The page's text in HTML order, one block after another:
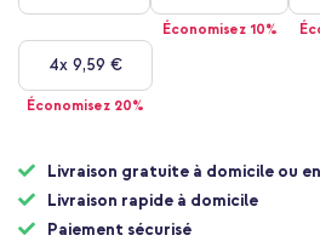
Économisez 10%
4x 9,59 €
Économisez 20%
Livraison gratuite à domicile ou
Livraison rapide à domicile
Paiement sécurisé